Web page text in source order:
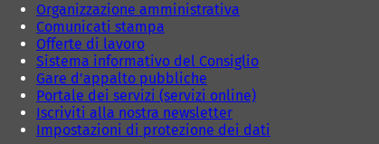
Organizzazione amministrativa
Comunicati stampa
Offerte di lavoro
Sistema informativo del Consiglio
Gare d'appalto pubbliche
Portale dei servizi (servizi online)
Iscriviti alla nostra newsletter
Impostazioni di protezione dei dati